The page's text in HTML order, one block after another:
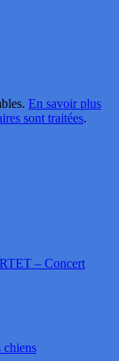
En savoir plus
sont traitées.
– Concert